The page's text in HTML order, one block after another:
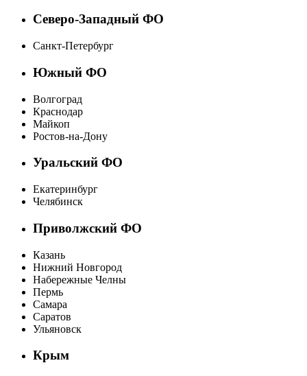
Северо-Западный ФО
Санкт-Петербург
Южный ФО
Волгоград
Краснодар
Майкоп
Ростов-на-Дону
Уральский ФО
Екатеринбург
Челябинск
Приволжский ФО
Казань
Нижний Новгород
Набережные Челны
Пермь
Самара
Саратов
Ульяновск
Крым